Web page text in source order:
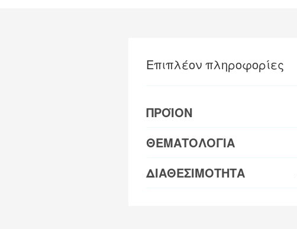
Επιπλέον πληροφορίες
ΠΡΟΪΟΝ
ΘΕΜΑΤΟΛΟΓΙΑ
ΔΙΑΘΕΣΙΜΟΤΗΤΑ